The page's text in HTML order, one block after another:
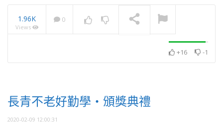
2025・11月・澈見全球訊
1.96K
Views
0
+16 -1
長青不老好勤學・頒獎典禮
2020-02-09 12:00:31